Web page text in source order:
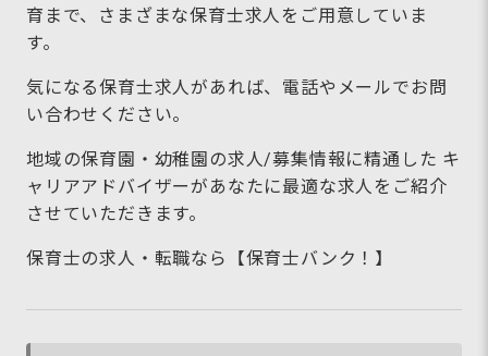
育まで、さまざまな保育士求人をご用意していま
す。
気になる保育士求人があれば、電話やメールでお問
い合わせください。
地域の保育園・幼稚園の求人/募集情報に精通した キ
ャリアアドバイザーがあなたに最適な求人をご紹介
させていただきます。
保育士の求人・転職なら【保育士バンク！】